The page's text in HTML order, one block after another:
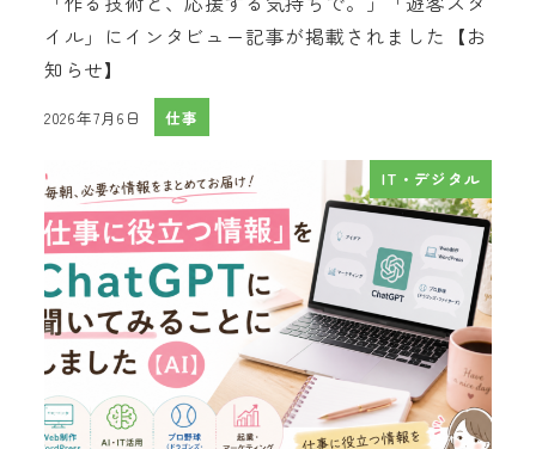
イル」にインタビュー記事が掲載されました【お
知らせ】
投稿日
2026年7月6日 仕事
IT・デジタル